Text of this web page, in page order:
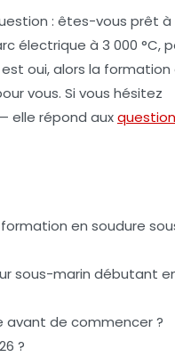
: êtes-vous prêt à
électrique à 3 000 °C,
oui, alors la formation
vous. Si vous hésitez
elle répond aux
en soudure
sous-marin débutant
avant de commencer ?
?